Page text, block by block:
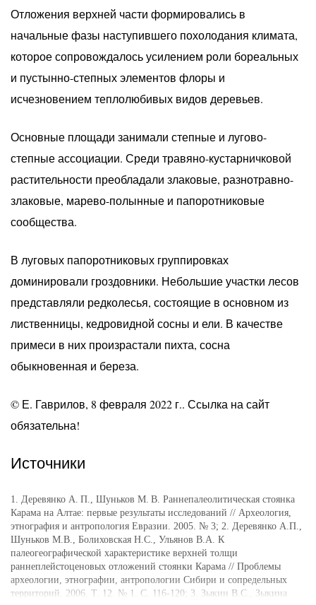
Отложения верхней части формировались в
начальные фазы наступившего похолодания климата,
которое сопровождалось усилением роли бореальных
и пустынно-степных элементов флоры и
исчезновением теплолюбивых видов деревьев.
Основные площади занимали степные и лугово-
степные ассоциации. Среди травяно-кустарничковой
растительности преобладали злаковые, разнотравно-
злаковые, марево-полынные и папоротниковые
сообщества.
В луговых папоротниковых группировках
доминировали гроздовники. Небольшие участки лесов
представляли редколесья, состоящие в основном из
лиственницы, кедровидной сосны и ели. В качестве
примеси в них произрастали пихта, сосна
обыкновенная и береза.
© Е. Гаврилов, 8 февраля 2022 г.. Ссылка на сайт
обязательна!
Источники
1. Деревянко А. П., Шуньков М. В. Раннепалеолитическая стоянка
Карама на Алтае: первые результаты исследований // Археология,
этнография и антропология Евразии. 2005. № 3; 2. Деревянко А.П.,
Шуньков М.В., Болиховская Н.С., Ульянов В.А. К
палеогеографической характеристике верхней толщи
раннеплейстоценовых отложений стоянки Карама // Проблемы
археологии, этнографии, антропологии Сибири и сопредельных
территорий. 2006. Т. 12. № 1. С. 116-120; 3. Зыкин В.С., Зыкина